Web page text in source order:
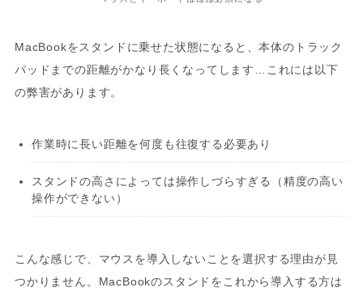
MacBookをスタンドに乗せた状態になると、本体のトラック
パッドまでの距離がかなり長くなってします…これには以下
の弊害があります。
作業時に長い距離を何度も往復する必要あり
スタンドの高さによっては操作しづらすぎる（精度の高い
操作ができない）
こんな感じで、マウスを導入しないことを選択する理由が見
つかりません。MacBookのスタンドをこれから導入する方は